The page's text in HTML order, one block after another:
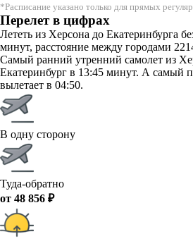
*Расписание указано только для прямых
Перелет в цифрах
Лететь из Херсона до Екатеринбурга
минут, расстояние между городами
Самый ранний утренний самолет из
Екатеринбург в 13:45 минут. А самый
вылетает в 04:50.
В одну сторону
Туда-обратно
от 48 856 ₽